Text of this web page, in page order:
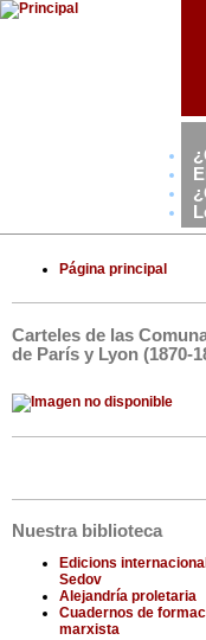
Página principal
Carteles de las
de París y Lyon (1870-
Nuestra biblioteca
Edicions
Sedov
Alejandría proletaria
Cuadernos de
marxista